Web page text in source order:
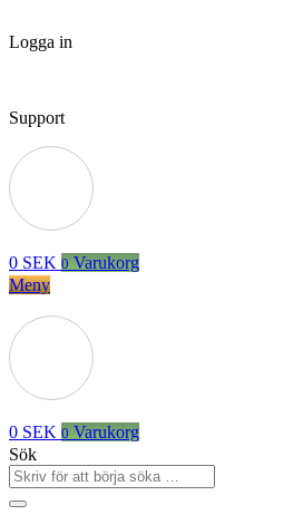
Logga in
Support
0 SEK 0 Varukorg
Meny
0 SEK 0 Varukorg
Sök